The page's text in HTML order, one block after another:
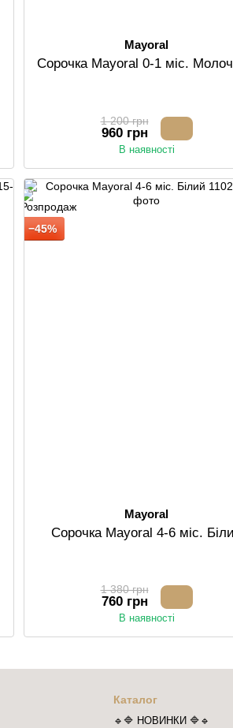
Mayoral
Сорочка Mayoral 0-1 міс.
1 200 грн
960 грн
В наявності
−45%
Mayoral
Сорочка Mayoral 4-6 міс.
1 380 грн
760 грн
В наявності
Каталог
🔹🔷 НОВИНКИ 🔷🔹